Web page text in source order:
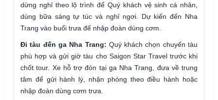
dừng nghỉ theo lộ trình để Quý khách vệ sinh cá nhân,
dùng bữa sáng tự túc và nghỉ ngơi. Dự kiến đến Nha
Trang vào buổi trưa để nhập đoàn dùng cơm.
Đi tàu đến ga Nha Trang: Quý khách chọn chuyến tàu
phù hợp và gửi giờ tàu cho Saigon Star Travel trước khi
chốt tour. Xe hỗ trợ đón tại ga Nha Trang, đưa về trung
tâm để gửi hành lý, nhận phòng theo điều hành hoặc
nhập đoàn dùng cơm trưa.